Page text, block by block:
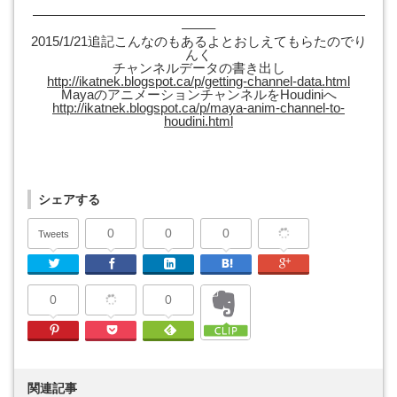
—————————————————————————
——–
2015/1/21追記こんなのもあるよとおしえてもらたのでり
んく
チャンネルデータの書き出し
http://ikatnek.blogspot.ca/p/getting-channel-data.html
MayaのアニメーションチャンネルをHoudiniへ
http://ikatnek.blogspot.ca/p/maya-anim-channel-to-
houdini.html
シェアする
Tweets
Twitter
0
Facebook
0
Linkedin
0
はてなブックマーク
0
Pinterest Pocket
0
Feedly
関連記事